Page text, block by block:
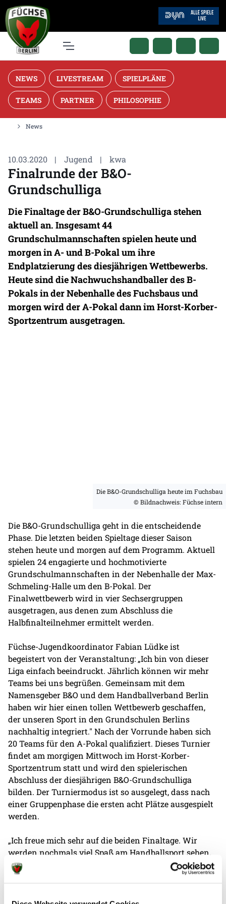
NEWS LIVESTREAM SPIELPLÄNE
TEAMS PARTNER PHILOSOPHIE
News
10.03.2020 | Jugend | kwa
Finalrunde der B&O-
Grundschulliga
Die Finaltage der B&O-Grundschulliga stehen
aktuell an. Insgesamt 44
Grundschulmannschaften spielen heute und
morgen in A- und B-Pokal um ihre
Endplatzierung des diesjährigen Wettbewerbs.
Heute sind die Nachwuchshandballer des B-
Pokals in der Nebenhalle des Fuchsbaus und
morgen wird der A-Pokal dann im Horst-Korber-
Sportzentrum ausgetragen.
Die B&O-Grundschulliga heute im Fuchsbau
© Bildnachweis: Füchse intern
Die B&O-Grundschulliga geht in die entscheidende
Phase. Die letzten beiden Spieltage dieser Saison
stehen heute und morgen auf dem Programm. Aktuell
spielen 24 engagierte und hochmotivierte
Grundschulmannschaften in der Nebenhalle der Max-
Schmeling-Halle um den B-Pokal. Der
Finalwettbewerb wird in vier Sechsergruppen
ausgetragen, aus denen zum Abschluss die
Halbfinalteilnehmer ermittelt werden.
Füchse-Jugendkoordinator Fabian Lüdke ist
begeistert von der Veranstaltung: „Ich bin von dieser
Liga einfach beeindruckt. Jährlich können wir mehr
Teams bei uns begrüßen. Gemeinsam mit dem
Namensgeber B&O und dem Handballverband Berlin
haben wir hier einen tollen Wettbewerb geschaffen,
der unseren Sport in den Grundschulen Berlins
nachhaltig integriert." Nach der Vorrunde haben sich
20 Teams für den A-Pokal qualifiziert. Dieses Turnier
findet am morgigen Mittwoch im Horst-Korber-
Sportzentrum statt und wird den spielerischen
Abschluss der diesjährigen B&O-Grundschulliga
bilden. Der Turniermodus ist so ausgelegt, dass nach
einer Gruppenphase die ersten acht Plätze ausgespielt
werden.
„Ich freue mich sehr auf die beiden Finaltage. Wir
werden nochmals viel Spaß am Handballsport sehen.
Am 26.04. werden wir dann beim Bundesligaheimspiel
der Füchse Berlin gegen die TSV Hannover-Burgdorf
findet im Fuchsbau zudem der Tag des